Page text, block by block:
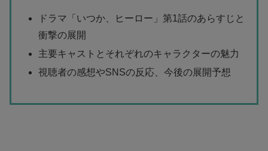
ドラマ「いつか、ヒーロー」第1話のあらすじと
衝撃の展開
主要キャストとそれぞれのキャラクターの魅力
視聴者の感想やSNSの反応、今後の展開予想